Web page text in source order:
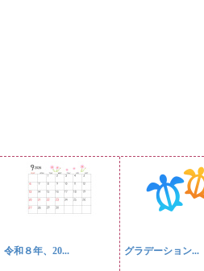
令和８年、20... グラデーション...